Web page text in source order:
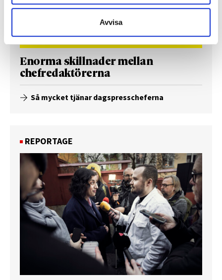
Avvisa
Enorma skillnader mellan
chefredaktörerna
Så mycket tjänar dagspresscheferna
REPORTAGE